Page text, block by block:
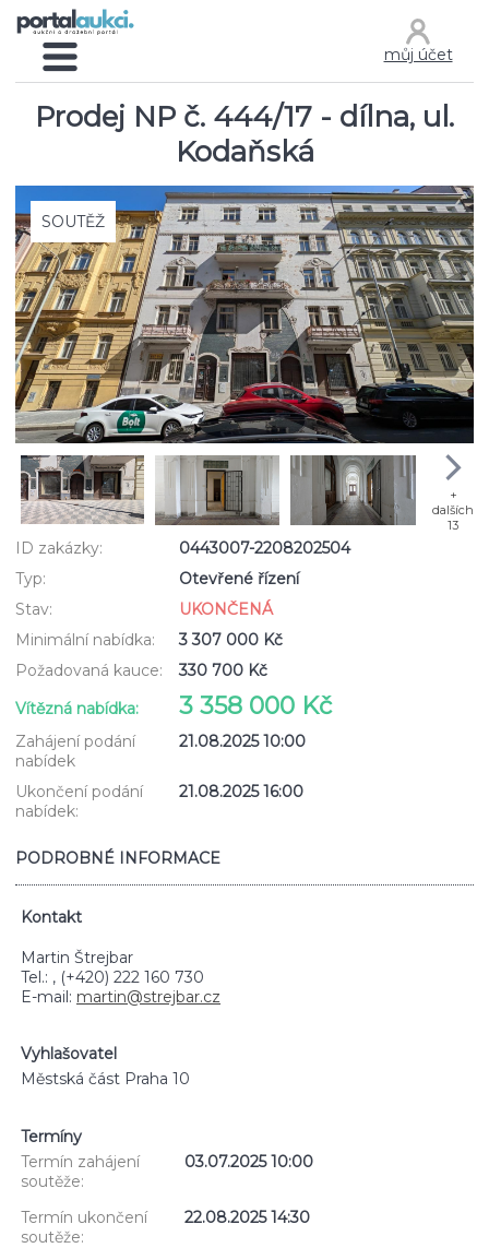
Prodej NP č. 444/17 - dílna, ul.
Kodaňská
SOUTĚŽ
+
dalších
13
ID zakázky:
0443007-2208202504
Typ:
Otevřené řízení
Stav:
UKONČENÁ
Minimální nabídka:
3 307 000 Kč
Požadovaná kauce:
330 700 Kč
Vítězná nabídka:
3 358 000 Kč
Zahájení podání
nabídek
21.08.2025 10:00
Ukončení podání
nabídek:
21.08.2025 16:00
PODROBNÉ INFORMACE
Kontakt
Martin Štrejbar
Tel.: , (+420) 222 160 730
E-mail: martin@strejbar.cz
Vyhlašovatel
Městská část Praha 10
Termíny
Termín zahájení
soutěže:
03.07.2025 10:00
Termín ukončení
soutěže:
22.08.2025 14:30
můj účet